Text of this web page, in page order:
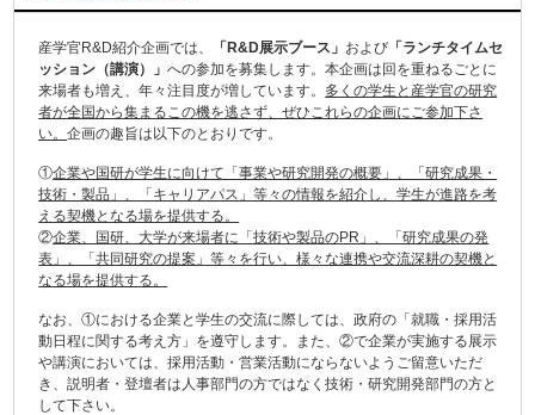
産学官R&D紹介企画では、 「R&D展示ブース」 および 「ランチタイムセ
ッション（講演）」への参加を募集します。本企画は回を重ねるごとに
来場者も増え、年々注目度が増しています。 多くの学生と産学官の研究
者が全国から集まるこの機を逃さず、ぜひこれらの企画にご参加下さ
い。企画の趣旨は以下のとおりです。
①企業や国研が学生に向けて「事業や研究開発の概要」、「研究成果・
技術・製品」、「キャリアパス」等々の情報を紹介し、学生が進路を考
える契機となる場を提供する。
②企業、国研、大学が来場者に「技術や製品のPR」、「研究成果の発
表」、「共同研究の提案」等々を行い、様々な連携や交流深耕の契機と
なる場を提供する。
なお、①における企業と学生の交流に際しては、政府の「就職・採用活
動日程に関する考え方」を遵守します。また、②で企業が実施する展示
や講演においては、採用活動・営業活動にならないようご留意いただ
き、説明者・登壇者は人事部門の方ではなく技術・研究開発部門の方と
して下さい。